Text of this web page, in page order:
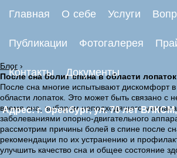
Главная О себе Услуги
Публикации Фотогалерея
Контакты Документы
Адрес: г. Оренбург, ул. 70 лет
Блог ›
После сна болит спина в области лопаток
После сна многие испытывают дискомфорт
области лопаток. Это может быть связано с
время сна, выбором неподходящего
заболеваниями опорно-двигательного
рассмотрим причины болей в спине после
рекомендации по их устранению и
улучшить качество сна и общее состояние